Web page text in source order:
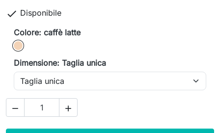
 Disponibile
Colore: caffè latte
caffè latte
Dimensione: Taglia unica
 